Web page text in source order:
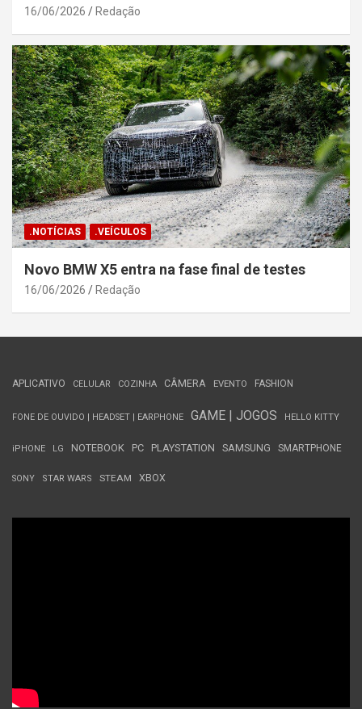
16/06/2026 Redação
.NOTÍCIAS .VEÍCULOS
Novo BMW X5 entra na fase final de testes
16/06/2026 Redação
APLICATIVO CELULAR COZINHA CÂMERA EVENTO FASHION
FONE DE OUVIDO | HEADSET | EARPHONE GAME | JOGOS HELLO KITTY
iPHONE LG NOTEBOOK PC PLAYSTATION SAMSUNG SMARTPHONE
SONY STAR WARS STEAM XBOX